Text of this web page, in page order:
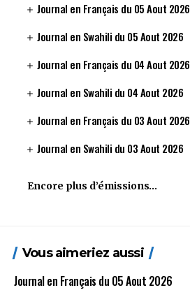
Journal en Français du 05 Aout 2026
Journal en Swahili du 05 Aout 2026
Journal en Français du 04 Aout 2026
Journal en Swahili du 04 Aout 2026
Journal en Français du 03 Aout 2026
Journal en Swahili du 03 Aout 2026
Encore plus d’émissions…
Vous aimeriez aussi
Journal en Français du 05 Aout 2026